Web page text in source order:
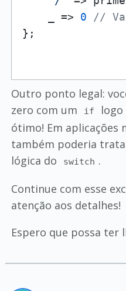
    _ =>
0
//
Outro ponto legal:
zero com um
if
logo
ótimo! Em aplicações
também poderia
lógica do
switch .
Continue com esse
atenção aos detalhes!
Espero que possa ter